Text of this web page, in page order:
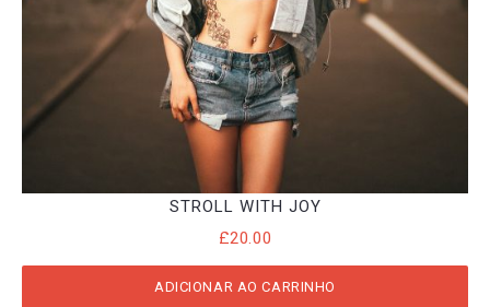
STROLL WITH JOY
£20.00
ADICIONAR AO CARRINHO